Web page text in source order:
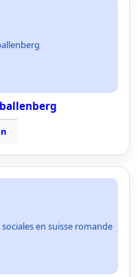
en suisse romande